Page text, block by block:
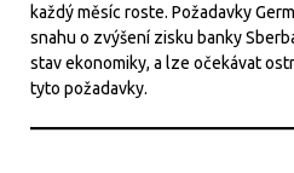
každý měsíc roste. Požadavky
snahu o zvýšení zisku banky
stav ekonomiky, a lze očekávat
tyto požadavky.